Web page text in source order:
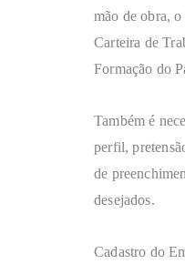
mão de obra,
Carteira de
Formação do
Também é
perfil,
de
desejados.
Cadastro do